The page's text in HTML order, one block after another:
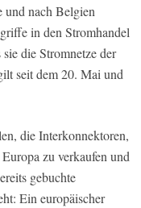
und nach Belgien
in den Stromhandel
die Stromnetze der
seit dem 20. Mai und
die Interkonnektoren,
zu verkaufen und
gebuchte
Ein europäischer